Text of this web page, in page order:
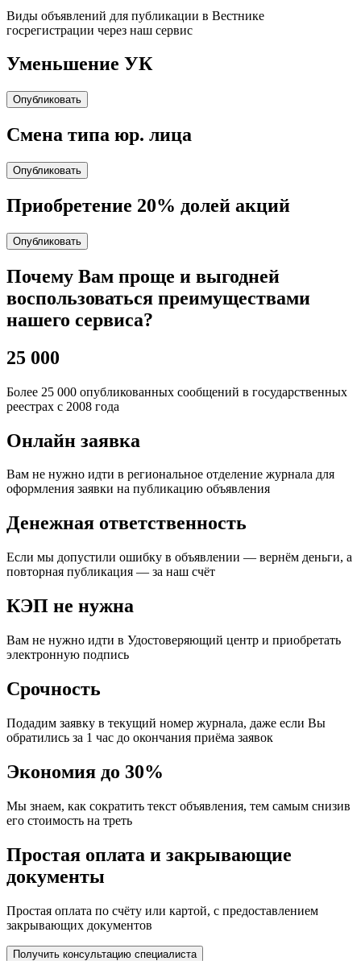
Виды объявлений для публикации в Вестнике
госрегистрации через наш сервис
Уменьшение УК
Опубликовать
Cмена типа юр. лица
Опубликовать
Приобретение 20% долей акций
Опубликовать
Почему Вам проще и выгодней
воспользоваться преимуществами
нашего сервиса?
25 000
Более 25 000 опубликованных сообщений в государственных
реестрах с 2008 года
Онлайн заявка
Вам не нужно идти в региональное отделение журнала для
оформления заявки на публикацию объявления
Денежная ответственность
Если мы допустили ошибку в объявлении — вернём деньги, а
повторная публикация — за наш счёт
КЭП не нужна
Вам не нужно идти в Удостоверяющий центр и приобретать
электронную подпись
Срочность
Подадим заявку в текущий номер журнала, даже если Вы
обратились за 1 час до окончания приёма заявок
Экономия до 30%
Мы знаем, как сократить текст объявления, тем самым снизив
его стоимость на треть
Простая оплата и закрывающие
документы
Простая оплата по счёту или картой, с предоставлением
закрывающих документов
Получить консультацию специалиста